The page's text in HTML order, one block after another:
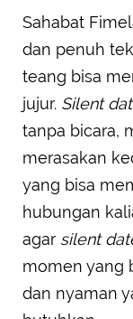
Sahabat
dan penuh
teang bisa
jujur. Silent
tanpa bicara,
merasakan
yang bisa
hubungan
agar silent
momen yang
dan nyaman